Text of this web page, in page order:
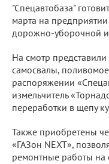
"Спецавтобаза"
марта на
дорожно-уборочной
На смотр
самосвалы,
распоряжении
измельчитель
переработки в щепу
Также приобретены
«ГАЗон NEXT»,
ремонтные работы на